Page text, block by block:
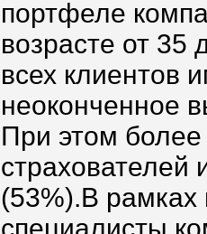
портфеле
возрасте от 35
всех клиентов
неоконченное
При этом
(53%).В рамках